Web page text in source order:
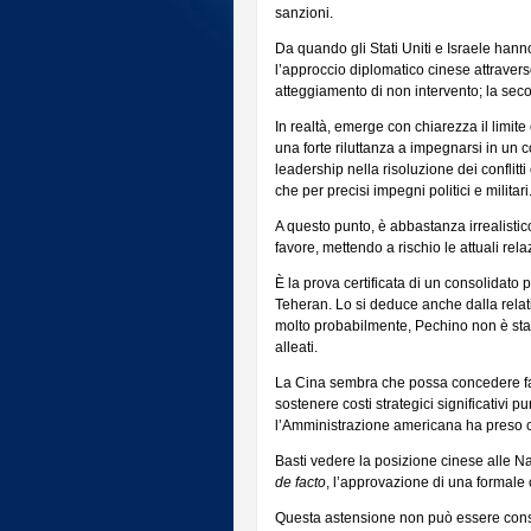
posizione
defilata:
una
strategica
e
non
di
debolezza.
sanzioni.
Da quando gli Stati Uniti e Israele
l’approccio diplomatico cinese
atteggiamento di non intervento; la
In realtà, emerge con chiarezza il
una forte riluttanza a impegnarsi in un
leadership nella risoluzione dei
che per precisi impegni politici e militari.
A questo punto, è abbastanza
favore, mettendo a rischio le attuali
È la prova certificata di un consolidato
Teheran. Lo si deduce anche dalla
molto probabilmente, Pechino non è
alleati.
La Cina sembra che possa concedere
sostenere costi strategici significativi
l’Amministrazione americana ha
Basti vedere la posizione cinese alle
de facto, l’approvazione di una
Questa astensione non può essere